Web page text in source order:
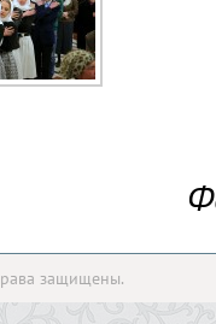
защищены.